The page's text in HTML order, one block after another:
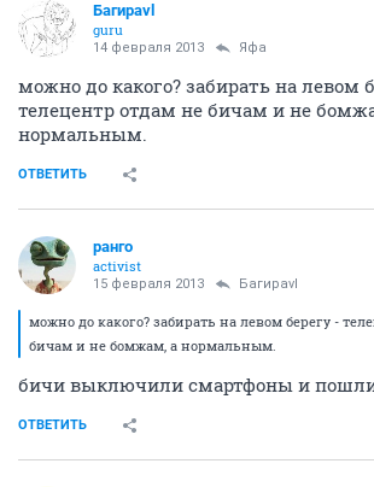
Багираvl
guru
14 февраля 2013 Яфа
можно до какого? забирать на левом
телецентр отдам не бичам и не
нормальным.
ОТВЕТИТЬ
ранго
activist
15 февраля 2013 Багираvl
можно до какого? забирать на левом берегу -
бичам и не бомжам, а нормальным.
бичи выключили смартфоны и пошли
ОТВЕТИТЬ